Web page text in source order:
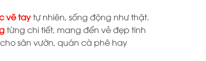
vẽ taytự nhiên, sống động như thật.
từng chi tiết, mang đến vẻ đẹp tinh
sân vườn, quán cà phê hay